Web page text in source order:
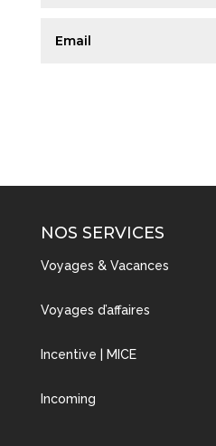
NOS SERVICES
Voyages & Vacances
Voyages d’affaires
Incentive | MICE
Incoming